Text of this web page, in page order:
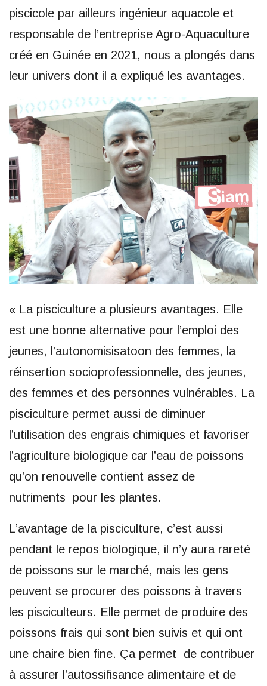
piscicole par ailleurs ingénieur aquacole et
responsable de l’entreprise Agro-Aquaculture
créé en Guinée en 2021, nous a plongés dans
leur univers dont il a expliqué les avantages.
« La pisciculture a plusieurs avantages. Elle
est une bonne alternative pour l’emploi des
jeunes, l’autonomisisatoon des femmes, la
réinsertion socioprofessionnelle, des jeunes,
des femmes et des personnes vulnérables. La
pisciculture permet aussi de diminuer
l’utilisation des engrais chimiques et favoriser
l’agriculture biologique car l’eau de poissons
qu’on renouvelle contient assez de
nutriments pour les plantes.
L’avantage de la pisciculture, c’est aussi
pendant le repos biologique, il n’y aura rareté
de poissons sur le marché, mais les gens
peuvent se procurer des poissons à travers
les pisciculteurs. Elle permet de produire des
poissons frais qui sont bien suivis et qui ont
une chaire bien fine. Ça permet de contribuer
à assurer l’autossifisance alimentaire et de